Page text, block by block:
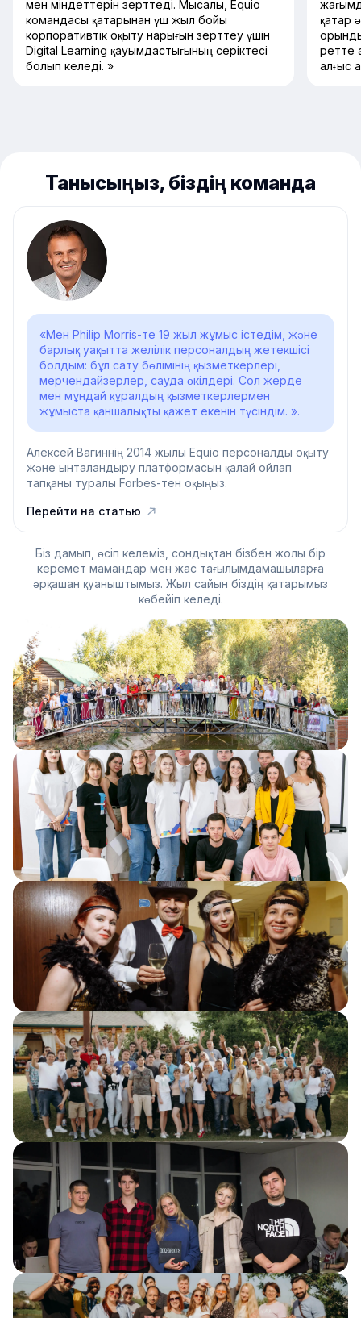
мен міндеттерін зерттеді. Мысалы, Equio
командасы қатарынан үш жыл бойы
корпоративтік оқыту нарығын зерттеу үшін
Digital Learning қауымдастығының серіктесі
болып келеді. »
қатар
ретте
алғыс
Танысыңыз, біздің команда
«Мен Philip Morris-те 19 жыл жұмыс істедім, және
барлық уақытта желілік персоналдың жетекшісі
болдым: бұл сату бөлімінің қызметкерлері,
мерчендайзерлер, сауда өкілдері. Сол жерде
мен мұндай құралдың қызметкерлермен
жұмыста қаншалықты қажет екенін түсіндім. ».
Алексей Вагиннің 2014 жылы Equio персоналды оқыту
және ынталандыру платформасын қалай ойлап
тапқаны туралы Forbes-тен оқыңыз.
Перейти на статью
Біз дамып, өсіп келеміз, сондықтан бізбен жолы бір
керемет мамандар мен жас тағылымдамашыларға
әрқашан қуаныштымыз. Жыл сайын біздің қатарымыз
көбейіп келеді.